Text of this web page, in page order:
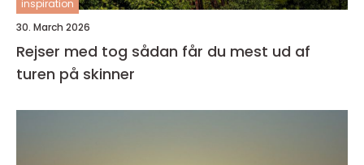
inspiration
30. March 2026
Rejser med tog sådan får du mest ud af
turen på skinner